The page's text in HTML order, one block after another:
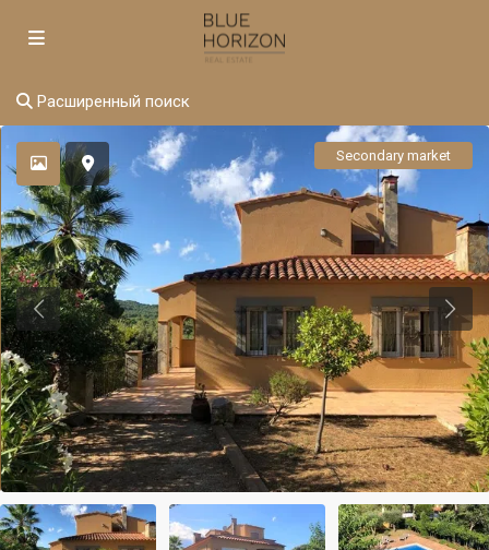
Расширенный поиск
Secondary market